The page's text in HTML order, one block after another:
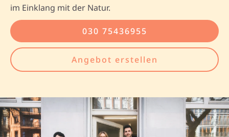
im Einklang mit der Natur.
030 75436955
Angebot erstellen